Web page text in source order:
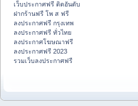
เว็บประกาศฟรี ติดอันดับ
ฝากร้านฟรี โพ ส ฟรี
ลงประกาศฟรี กรุงเทพ
ลงประกาศฟรี ทั่วไทย
ลงประกาศโฆษณาฟรี
ลงประกาศฟรี 2023
รวมเว็บลงประกาศฟรี